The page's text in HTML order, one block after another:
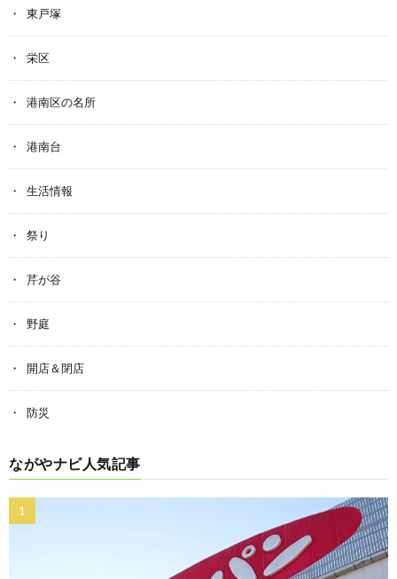
東戸塚
栄区
港南区の名所
港南台
生活情報
祭り
芹が谷
野庭
開店＆閉店
防災
ながやナビ人気記事